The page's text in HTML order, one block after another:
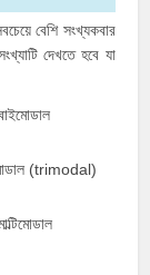
বেশি সংখ্যকবার
দেখতে হবে যা
(trimodal)